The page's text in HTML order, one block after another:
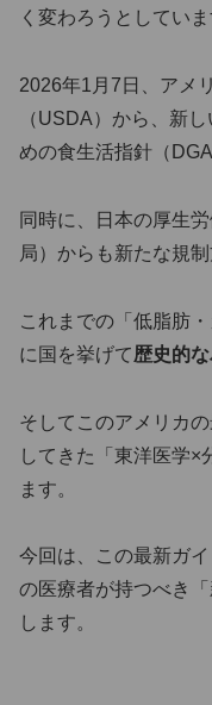
く変わろうとしていま
2026年1月7日、アメ
（USDA）から、新
めの食生活指針（
同時に、日本の厚生
局）からも新たな規
これまでの「低脂肪
に国を挙げて歴史的
そしてこのアメリカ
してきた「東洋医学×
ます。
今回は、この最新ガ
の医療者が持つべき
します。